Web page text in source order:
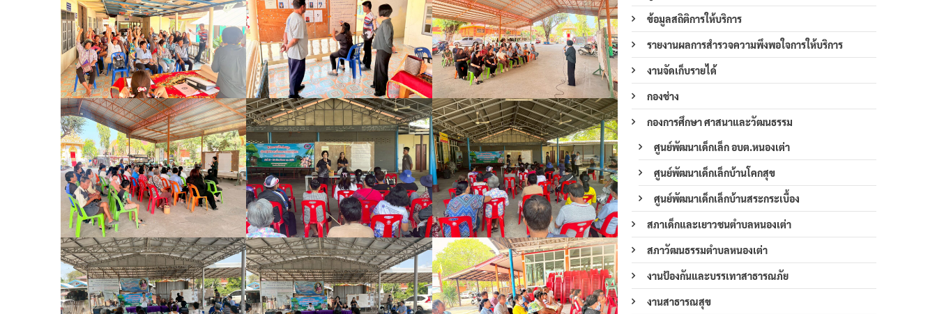
ข้อมูลสถิติการให้บริการ
รายงานผลการสำรวจความพึงพอใจการให้บริการ
งานจัดเก็บรายได้
กองช่าง
กองการศึกษา ศาสนาและวัฒนธรรม
ศูนย์พัฒนาเด็กเล็ก อบต.หนองเต่า
ศูนย์พัฒนาเด็กเล็กบ้านโคกสุข
ศูนย์พัฒนาเด็กเล็กบ้านสระกระเบื้อง
สภาเด็กและเยาวชนตำบลหนองเต่า
สภาวัฒนธรรมตำบลหนองเต่า
งานป้องกันและบรรเทาสาธารณภัย
งานสาธารณสุข